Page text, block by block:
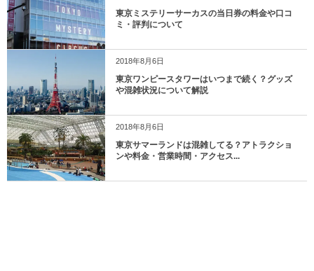
東京ミステリーサーカスの当日券の料金や口コ
ミ・評判について
2018年8月6日
東京ワンピースタワーはいつまで続く？グッズ
や混雑状況について解説
2018年8月6日
東京サマーランドは混雑してる？アトラクショ
ンや料金・営業時間・アクセス...